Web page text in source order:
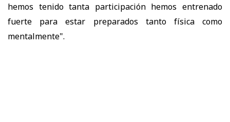
hemos tenido tanta participación hemos entrenado
fuerte para estar preparados tanto física como
mentalmente".